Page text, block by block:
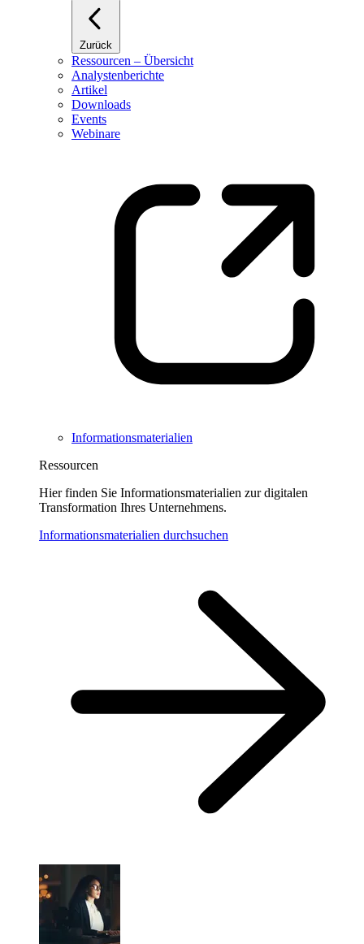
Zurück
Ressourcen – Übersicht
Analystenberichte
Artikel
Downloads
Events
Webinare
Informationsmaterialien
Ressourcen
Hier finden Sie Informationsmaterialien zur digitalen
Transformation Ihres Unternehmens.
Informationsmaterialien durchsuchen